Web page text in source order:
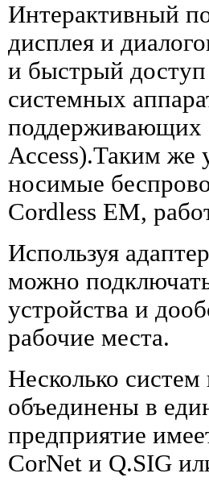
Интерактивный
дисплея и
и быстрый
системных
поддерживающих
Access).Таким же
носимые
Cordless EM,
Используя
можно
устройства и
рабочие места.
Несколько
объединены в
предприятие
CorNet и Q.SIG